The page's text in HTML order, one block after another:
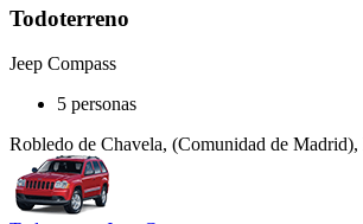
Todoterreno
Jeep Compass
5 personas
Robledo de Chavela, (Comunidad de Madrid),